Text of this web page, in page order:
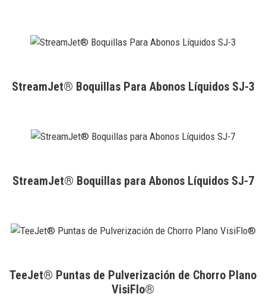
StreamJet® Boquillas Para Abonos Líquidos SJ-3
StreamJet® Boquillas para Abonos Líquidos SJ-7
TeeJet® Puntas de Pulverización de Chorro Plano
VisiFlo®